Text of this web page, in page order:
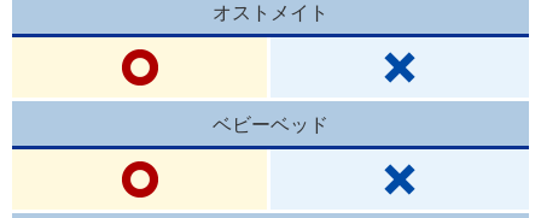
オストメイト
ベビーベッド